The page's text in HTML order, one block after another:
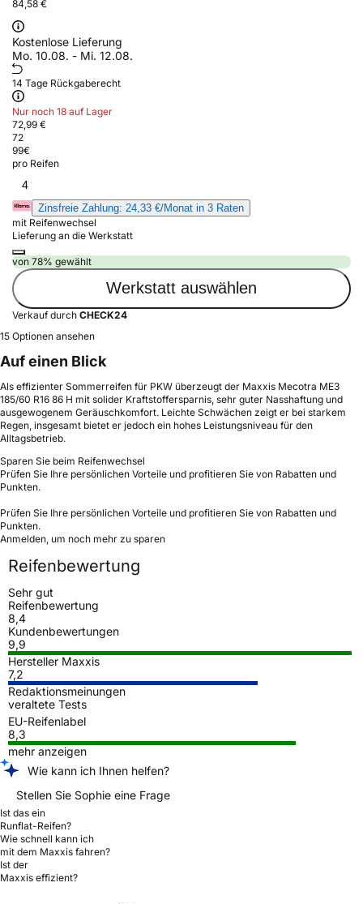
84,58 €
Kostenlose Lieferung
Mo. 10.08. - Mi. 12.08.
14 Tage Rückgaberecht
Nur noch 18 auf Lager
72,99 €
72
99€
pro Reifen
4
Zinsfreie Zahlung: 24,33 €/Monat in 3 Raten
mit Reifenwechsel
Lieferung an die Werkstatt
von 78% gewählt
Werkstatt auswählen
Verkauf durch CHECK24
15 Optionen ansehen
Auf einen Blick
Als effizienter Sommerreifen für PKW überzeugt der Maxxis Mecotra ME3
185/60 R16 86 H mit solider Kraftstoffersparnis, sehr guter Nasshaftung und
ausgewogenem Geräuschkomfort. Leichte Schwächen zeigt er bei starkem
Regen, insgesamt bietet er jedoch ein hohes Leistungsniveau für den
Alltagsbetrieb.
Sparen Sie beim Reifenwechsel
Prüfen Sie Ihre persönlichen Vorteile und profitieren Sie von Rabatten und
Punkten.
Prüfen Sie Ihre persönlichen Vorteile und profitieren Sie von Rabatten und
Punkten.
Anmelden, um noch mehr zu sparen
Reifenbewertung
Sehr gut
Reifenbewertung
8,4
Kundenbewertungen
9,9
Hersteller Maxxis
7,2
Redaktionsmeinungen
veraltete Tests
EU-Reifenlabel
8,3
mehr anzeigen
Wie kann ich Ihnen helfen?
Stellen Sie Sophie eine Frage
Ist das ein
Runflat-Reifen?
Wie schnell kann ich
mit dem Maxxis fahren?
Ist der
Maxxis effizient?